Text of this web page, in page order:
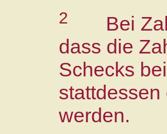
2 Bei
dass die
Schecks
werden.